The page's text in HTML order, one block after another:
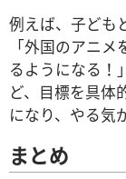
例えば、子ども
「外国のアニ
るようになる！
ど、目標を具体
になり、やる気
まとめ